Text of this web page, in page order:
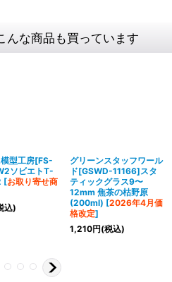
んな商品も買っています
型工房[FS-
ソビエトT-
[お取り寄せ商
込)
グリーンスタッフワール
ド[GSWD-11166]スタ
ティックグラス9〜
12mm 焦茶の枯野原
(200ml) [2026年4月価
格改定]
1,210円(税込)